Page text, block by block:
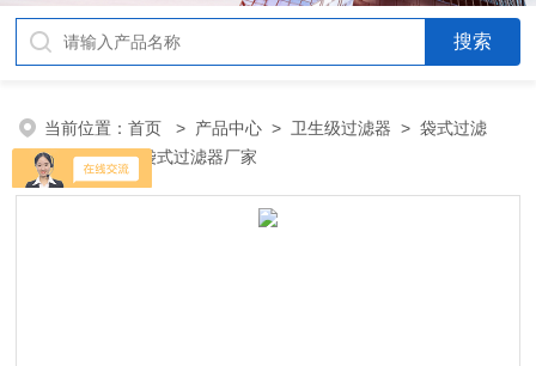
当前位置：首页 > 产品中心 > 卫生级过滤器 >袋式过滤
器
> 不锈钢袋式过滤器厂家